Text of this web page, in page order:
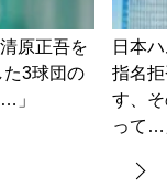
原正吾を
た3球団の
」
日本
指名
す、
って…